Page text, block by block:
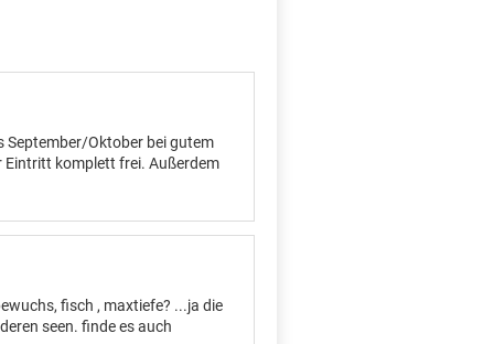
September/Oktober bei gutem
Eintritt komplett frei. Außerdem
fisch , maxtiefe? ...ja die
seen. finde es auch